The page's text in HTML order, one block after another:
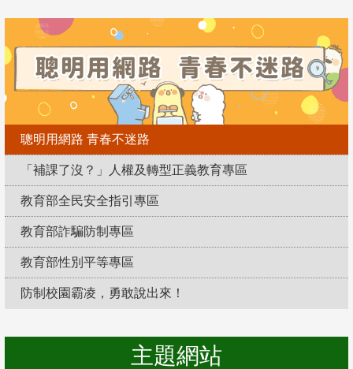
聰明用網路 青春不迷路
「補課了沒？」人權及轉型正義教育專區
教育部全民安全指引專區
教育部詐騙防制專區
教育部性別平等專區
防制校園霸凌，勇敢說出來！
主題網站